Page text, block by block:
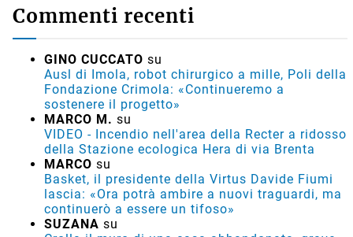
Commenti recenti
GINO CUCCATO su
Ausl di Imola, robot chirurgico a mille, Poli della
Fondazione Crimola: «Continueremo a
sostenere il progetto»
MARCO M. su
VIDEO - Incendio nell'area della Recter a ridosso
della Stazione ecologica Hera di via Brenta
MARCO su
Basket, il presidente della Virtus Davide Fiumi
lascia: «Ora potrà ambire a nuovi traguardi, ma
continuerò a essere un tifoso»
SUZANA su